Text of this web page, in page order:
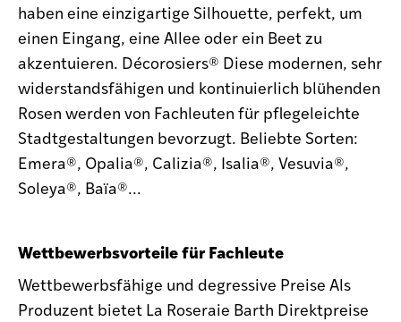
haben eine einzigartige Silhouette, perfekt, um
einen Eingang, eine Allee oder ein Beet zu
akzentuieren. Décorosiers® Diese modernen, sehr
widerstandsfähigen und kontinuierlich blühenden
Rosen werden von Fachleuten für pflegeleichte
Stadtgestaltungen bevorzugt. Beliebte Sorten:
Emera®, Opalia®, Calizia®, Isalia®, Vesuvia®,
Soleya®, Baïa®...
Wettbewerbsvorteile für Fachleute
Wettbewerbsfähige und degressive Preise Als
Produzent bietet La Roseraie Barth Direktpreise